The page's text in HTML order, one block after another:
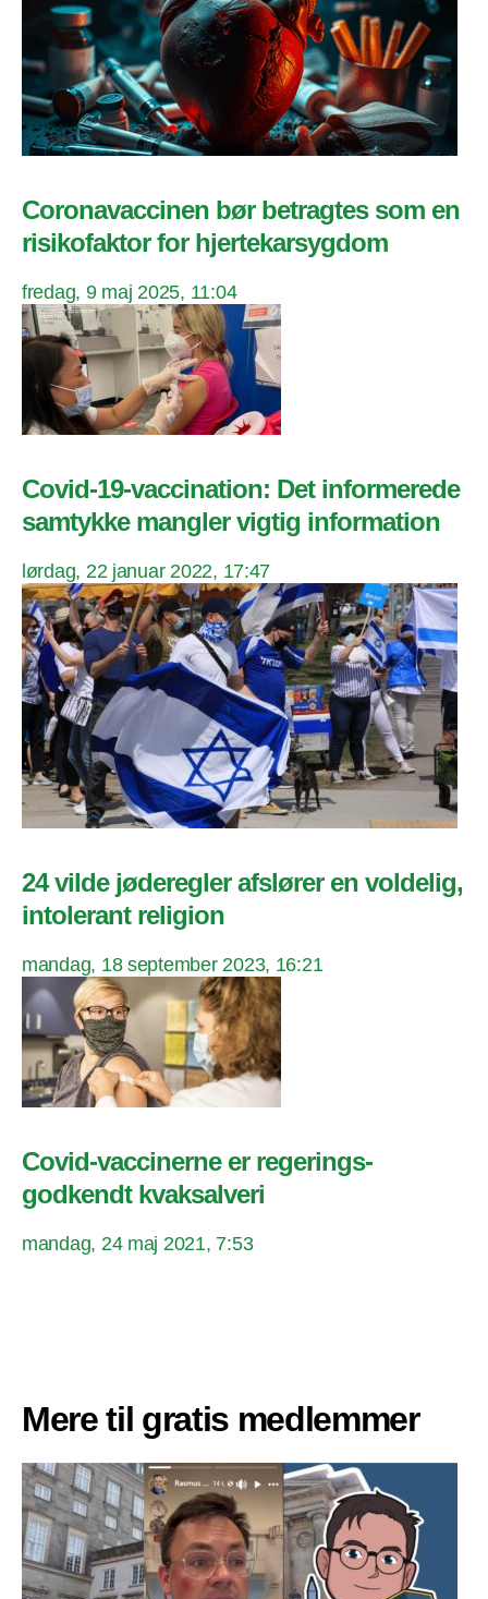
Coronavaccinen bør betragtes som en
risikofaktor for hjertekarsygdom
fredag, 9 maj 2025, 11:04
Covid-19-vaccination: Det informerede
samtykke mangler vigtig information
lørdag, 22 januar 2022, 17:47
24 vilde jøderegler afslører en voldelig,
intolerant religion
mandag, 18 september 2023, 16:21
Covid-vaccinerne er regerings-
godkendt kvaksalveri
mandag, 24 maj 2021, 7:53
Mere til gratis medlemmer